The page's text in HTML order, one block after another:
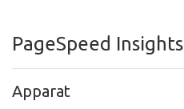
PageSpeed Insights
Apparat